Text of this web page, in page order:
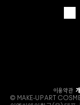
이용약관
© MAKE-UP ART